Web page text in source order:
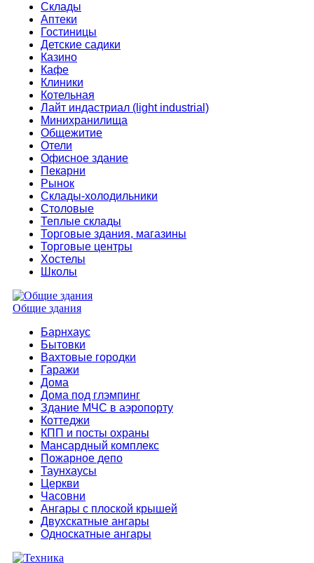
Склады
Аптеки
Гостиницы
Детские садики
Казино
Кафе
Клиники
Котельная
Лайт индастриал (light industrial)
Минихранилища
Общежитие
Отели
Офисное здание
Пекарни
Рынок
Склады-холодильники
Столовые
Теплые склады
Торговые здания, магазины
Торговые центры
Хостелы
Школы
Общие здания
Барнхаус
Бытовки
Вахтовые городки
Гаражи
Дома
Дома под глэмпинг
Здание МЧС в аэропорту
Коттеджи
КПП и посты охраны
Мансардный комплекс
Пожарное депо
Таунхаусы
Церкви
Часовни
Ангары с плоской крышей
Двухскатные ангары
Односкатные ангары